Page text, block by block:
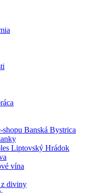
Banská Bystrica
Liptovský Hrádok
vína
diviny